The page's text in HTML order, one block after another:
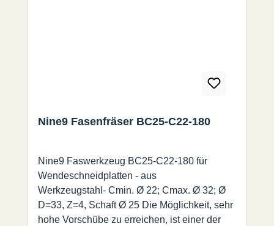
Nine9 Fasenfräser BC25-C22-180
Nine9 Faswerkzeug BC25-C22-180 für
Wendeschneidplatten - aus
Werkzeugstahl- Cmin. Ø 22; Cmax. Ø 32; Ø
D=33, Z=4, Schaft Ø 25 Die Möglichkeit, sehr
hohe Vorschübe zu erreichen, ist einer der